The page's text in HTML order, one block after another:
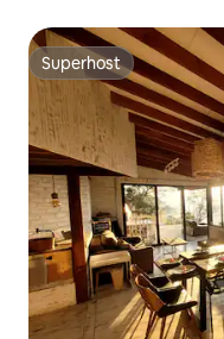
Superhost
Superhost